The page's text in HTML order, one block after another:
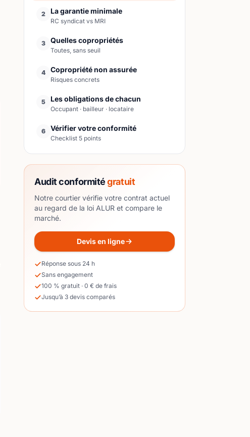
2 La garantie minimale
RC syndicat vs MRI
3 Quelles copropriétés
Toutes, sans seuil
4 Copropriété non assurée
Risques concrets
5 Les obligations de chacun
Occupant · bailleur · locataire
6 Vérifier votre conformité
Checklist 5 points
Audit conformitégratuit
Notre courtier vérifie votre contrat actuel
au regard de la loi ALUR et compare le
marché.
Devis en ligne
Réponse sous 24 h
Sans engagement
100 % gratuit · 0 € de frais
Jusqu’à 3 devis comparés